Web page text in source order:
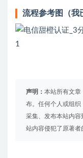
流程参考图（我
声明： 本站所有文章
布。任何个人或组织
采集、发布本站内
站内容侵犯了原著者